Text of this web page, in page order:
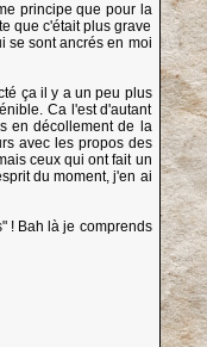
principe que pour la
que c'était plus grave
se sont ancrés en moi
ça il y a un peu plus
Ca l'est d'autant
en décollement de la
avec les propos des
ceux qui ont fait un
du moment, j'en ai
! Bah là je comprends